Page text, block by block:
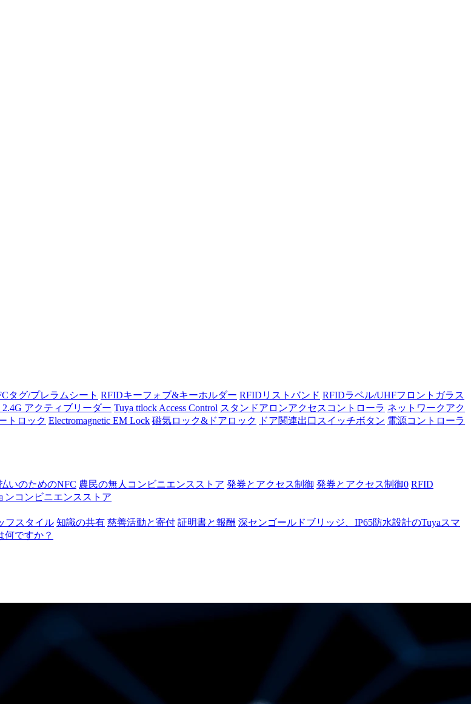
タグ/プレラムシート RFIDキーフォブ&キーホルダー RFIDリストバンド RFIDラベル/UHFフロントガラス
アクティブリーダー Tuya ttlock Access Control スタンドアロンアクセスコントローラ ネットワークアク
トロック Electromagnetic EM Lock 磁気ロック&ドアロック ドア関連出口スイッチボタン 電源コントローラ
いのためのNFC 農民の無人コンビニエンスストア 発券とアクセス制御 発券とアクセス制御0 RFID
ンコンビニエンスストア
フスタイル 知識の共有 慈善活動と寄付 証明書と報酬 深センゴールドブリッジ、IP65防水設計のTuyaスマ
何ですか？